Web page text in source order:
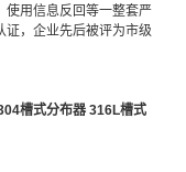
使用信息反回等一整套严
证，企业先后被评为市级
槽式分布器 316L槽式